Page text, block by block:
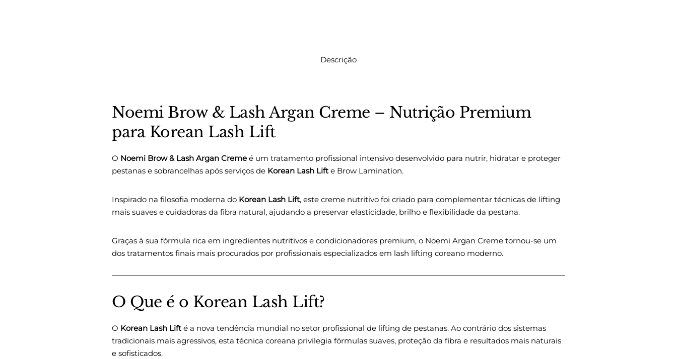
Descrição
Noemi Brow & Lash Argan Creme – Nutrição Premium
para Korean Lash Lift
O Noemi Brow & Lash Argan Creme é um tratamento profissional intensivo desenvolvido para nutrir, hidratar e proteger
pestanas e sobrancelhas após serviços de Korean Lash Lift e Brow Lamination.
Inspirado na filosofia moderna do Korean Lash Lift, este creme nutritivo foi criado para complementar técnicas de lifting
mais suaves e cuidadoras da fibra natural, ajudando a preservar elasticidade, brilho e flexibilidade da pestana.
Graças à sua fórmula rica em ingredientes nutritivos e condicionadores premium, o Noemi Argan Creme tornou-se um
dos tratamentos finais mais procurados por profissionais especializados em lash lifting coreano moderno.
O Que é o Korean Lash Lift?
O Korean Lash Lift é a nova tendência mundial no setor profissional de lifting de pestanas. Ao contrário dos sistemas
tradicionais mais agressivos, esta técnica coreana privilegia fórmulas suaves, proteção da fibra e resultados mais naturais
e sofisticados.